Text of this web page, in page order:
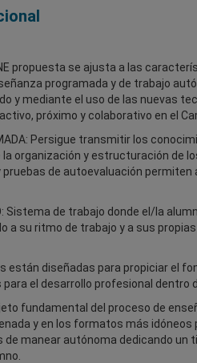
propuesta se ajusta a las
programada y de trabajo
y mediante el uso de las nuevas
próximo y colaborativo en el
Persigue transmitir los
organización y estructuración de
de autoevaluación
Sistema de trabajo donde el/la
a su ritmo de trabajo y a sus
están diseñadas para propiciar el
el desarrollo profesional dentro
fundamental del proceso de
y en los formatos más
de manear autónoma dedicando un